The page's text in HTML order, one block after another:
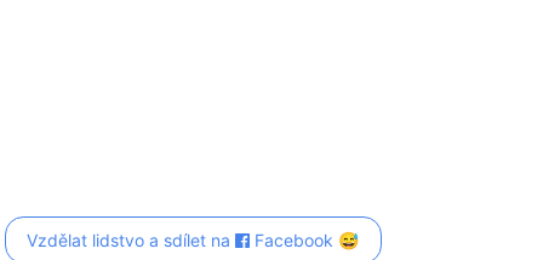
Vzdělat lidstvo a sdílet na Facebook 😅